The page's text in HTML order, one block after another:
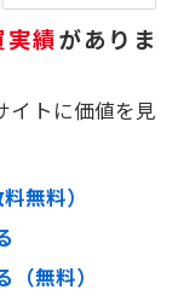
績がありま
イトに価値を見
無料）
無料）